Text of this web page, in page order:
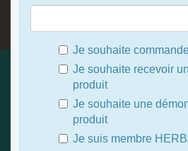
Je souhaite
Je souhaite recevoir
produit
Je souhaite une
produit
Je suis membre